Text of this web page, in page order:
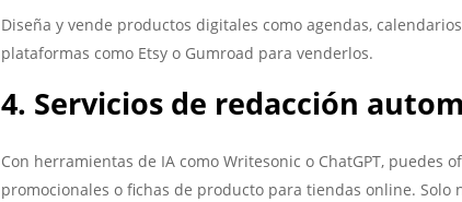
Diseña y vende productos digitales como agendas,
plataformas como Etsy o Gumroad para venderlos.
4. Servicios de redacción
Con herramientas de IA como Writesonic o ChatGPT, puedes
promocionales o fichas de producto para tiendas online.